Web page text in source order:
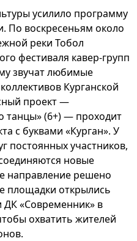
усилило программу
По воскресеньям около
реки Тобол
фестиваля кавер-групп
звучат любимые
Курганской
проект —
танцы» (6+) — проходит
с буквами «Курган». У
постоянных участников,
новые
направление решено
площадки открылись
ДК «Современник» в
охватить жителей